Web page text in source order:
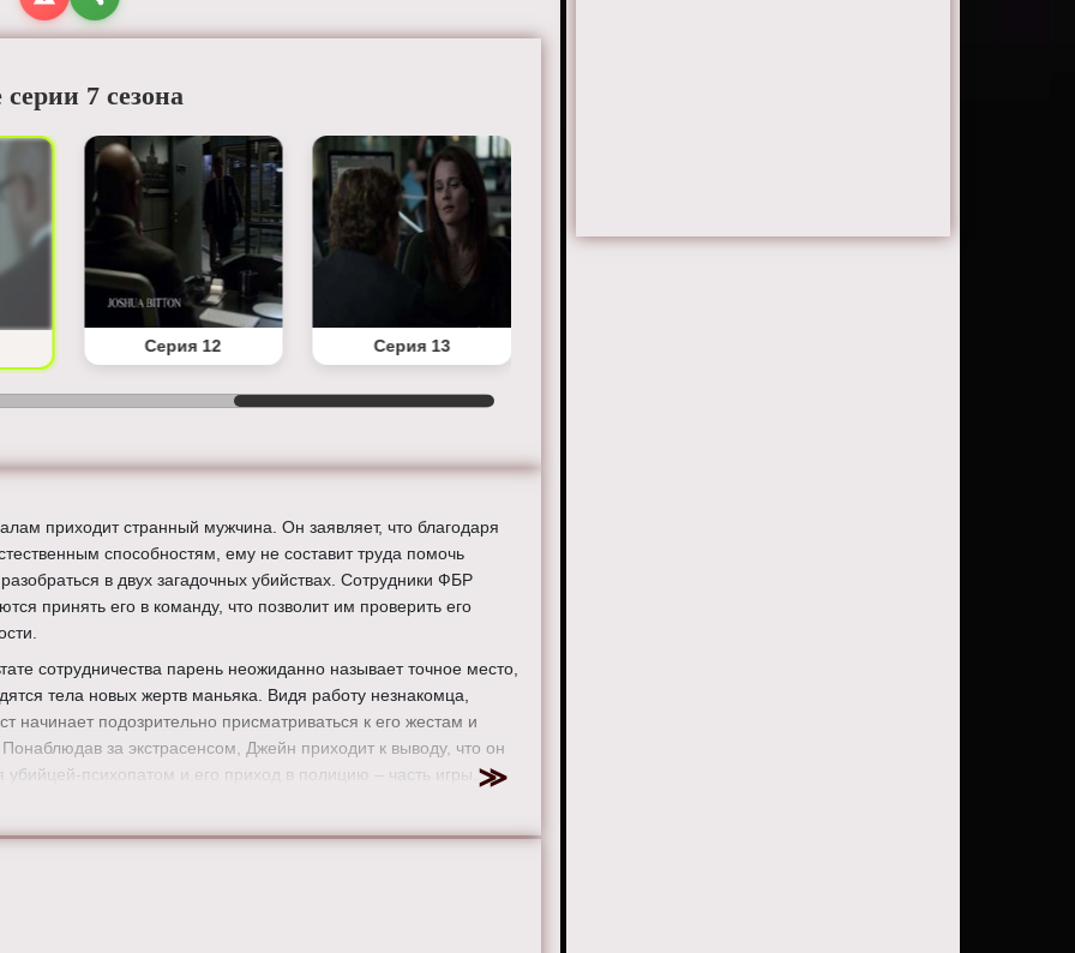
серии 7 сезона
Серия 12 Серия 13
приходит странный мужчина. Он заявляет, что благодаря
способностям, ему не составит труда помочь
в двух загадочных убийствах. Сотрудники ФБР
принять его в команду, что позволит им проверить его
сотрудничества парень неожиданно называет точное место,
тела новых жертв маньяка. Видя работу незнакомца,
начинает подозрительно присматриваться к его жестам и
за экстрасенсом, Джейн приходит к выводу, что он
убийцей-психопатом и его приход в полицию – часть игры.
Эмили Суоллоу, Джози Лорен, Саймон Бейкер, Тим Кан, Аманда